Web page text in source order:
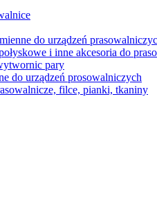
do urządzeń
i inne akcesoria do
pary
do urządzeń prosowalniczych
filce, pianki, tkaniny